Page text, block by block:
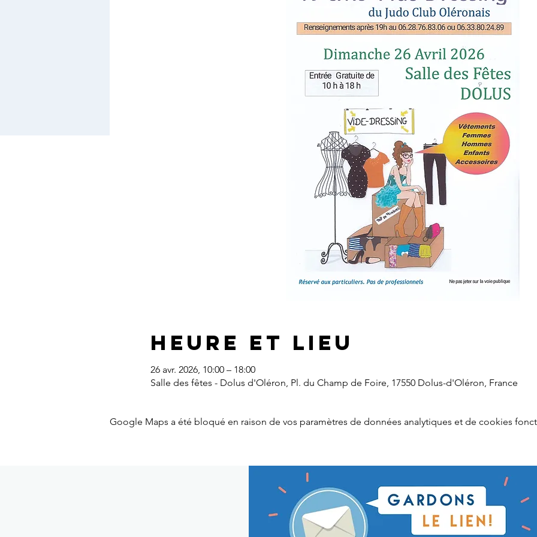
Heure et lieu
26 avr. 2026, 10:00 – 18:00
Salle des fêtes - Dolus d'Oléron, Pl. du Champ de Foire, 17550 Dolus-d'Oléron, France
Google Maps a été bloqué en raison de vos paramètres de données analytiques et de cookies